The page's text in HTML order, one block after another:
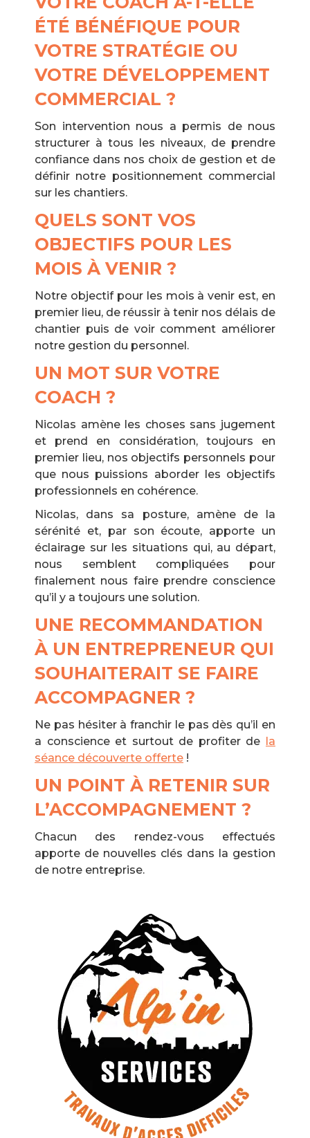
ÉTÉ BÉNÉFIQUE POUR
VOTRE STRATÉGIE OU
VOTRE DÉVELOPPEMENT
COMMERCIAL ?
Son intervention nous a permis de nous
structurer à tous les niveaux, de prendre
confiance dans nos choix de gestion et de
définir notre positionnement commercial
sur les chantiers.
QUELS SONT VOS
OBJECTIFS POUR LES
MOIS À VENIR ?
Notre objectif pour les mois à venir est, en
premier lieu, de réussir à tenir nos délais de
chantier puis de voir comment améliorer
notre gestion du personnel.
UN MOT SUR VOTRE
COACH ?
Nicolas amène les choses sans jugement
et prend en considération, toujours en
premier lieu, nos objectifs personnels pour
que nous puissions aborder les objectifs
professionnels en cohérence.
Nicolas, dans sa posture, amène de la
sérénité et, par son écoute, apporte un
éclairage sur les situations qui, au départ,
nous semblent compliquées pour
finalement nous faire prendre conscience
qu’il y a toujours une solution.
UNE RECOMMANDATION
À UN ENTREPRENEUR QUI
SOUHAITERAIT SE FAIRE
ACCOMPAGNER ?
Ne pas hésiter à franchir le pas dès qu’il en
a conscience et surtout de profiter de
la
séance découverte offerte !
UN POINT À RETENIR SUR
L’ACCOMPAGNEMENT ?
Chacun des rendez-vous effectués
apporte de nouvelles clés dans la gestion
de notre entreprise.